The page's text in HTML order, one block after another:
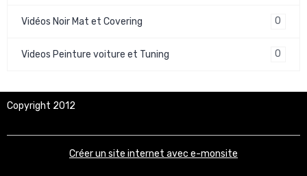
Vidéos Noir Mat et Covering 0
Videos Peinture voiture et Tuning 0
Copyright 2012
Créer un site internet avec e-monsite